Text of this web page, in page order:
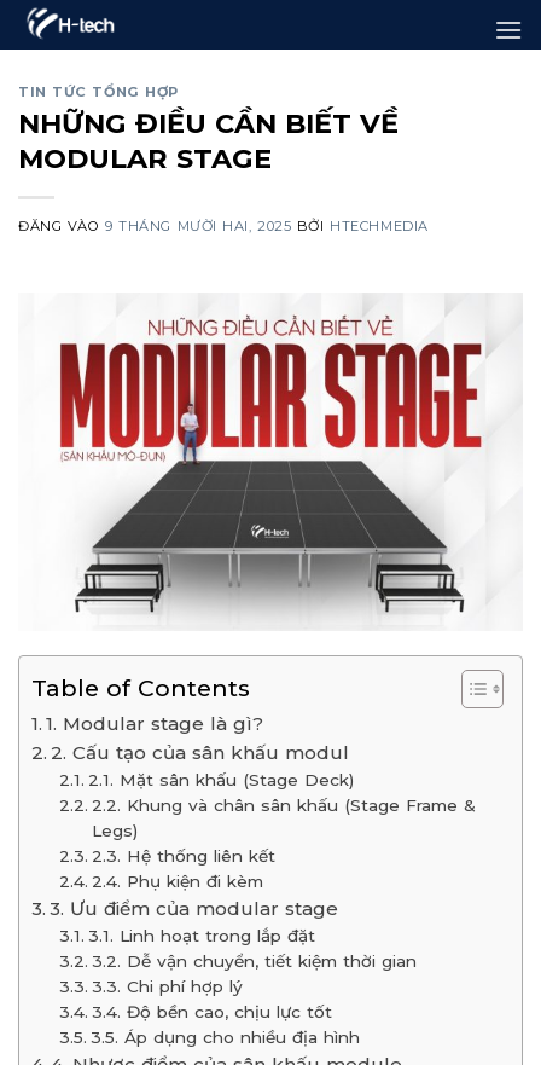
qua
nội
dung
TIN TỨC TỔNG HỢP
NHỮNG ĐIỀU CẦN BIẾT VỀ
MODULAR STAGE
ĐĂNG VÀO9 THÁNG MƯỜI HAI, 2025 BỞI HTECHMEDIA
Table of Contents
1. Modular stage là gì?
2. Cấu tạo của sân khấu modul
2.1. Mặt sân khấu (Stage Deck)
2.2. Khung và chân sân khấu (Stage Frame &
Legs)
2.3. Hệ thống liên kết
2.4. Phụ kiện đi kèm
3. Ưu điểm của modular stage
3.1. Linh hoạt trong lắp đặt
3.2. Dễ vận chuyển, tiết kiệm thời gian
3.3. Chi phí hợp lý
3.4. Độ bền cao, chịu lực tốt
3.5. Áp dụng cho nhiều địa hình